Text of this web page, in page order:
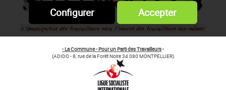
Configurer Accepter
- La Commune - Pour un Parti des Travailleurs-
(ADIDO - 8, rue de la Forêt Noire 34 080 MONTPELLIER)